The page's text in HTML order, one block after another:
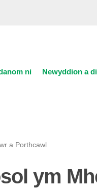
ni Newyddion a
a Porthcawl
ym